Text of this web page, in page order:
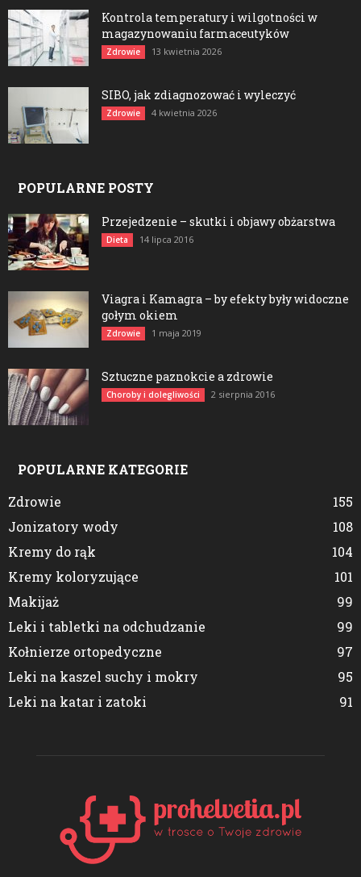
Kontrola temperatury i wilgotności w
magazynowaniu farmaceutyków
Zdrowie 13 kwietnia 2026
SIBO, jak zdiagnozować i wyleczyć
Zdrowie 4 kwietnia 2026
POPULARNE POSTY
Przejedzenie – skutki i objawy obżarstwa
Dieta 14 lipca 2016
Viagra i Kamagra – by efekty były widoczne
gołym okiem
Zdrowie 1 maja 2019
Sztuczne paznokcie a zdrowie
Choroby i dolegliwości 2 sierpnia 2016
POPULARNE KATEGORIE
Zdrowie
155
Jonizatory wody
108
Kremy do rąk
104
Kremy koloryzujące
101
Makijaż
99
Leki i tabletki na odchudzanie
99
Kołnierze ortopedyczne
97
Leki na kaszel suchy i mokry
95
Leki na katar i zatoki
91